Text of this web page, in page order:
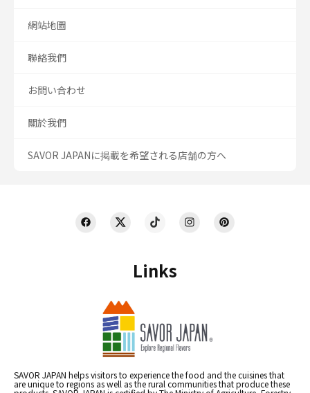
Links
SAVOR JAPAN helps visitors to experience the food and the cuisines that
are unique to regions as well as the rural communities that produce these
網站地圖
聯絡我們
お問い合わせ
關於我們
SAVOR JAPANに掲載を希望される店舗の方へ